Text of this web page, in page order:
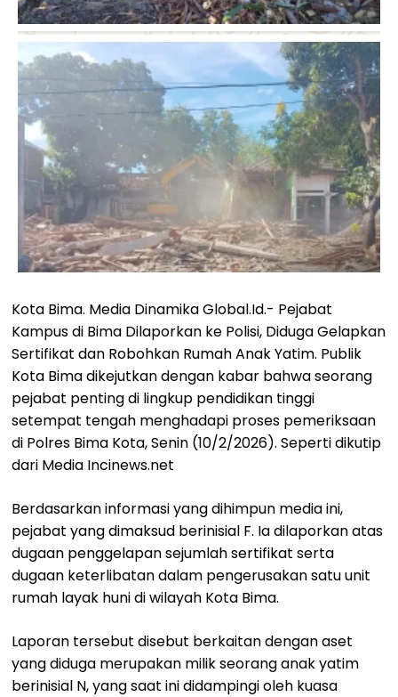
Kota Bima. Media Dinamika Global.Id.- Pejabat
Kampus di Bima Dilaporkan ke Polisi, Diduga Gelapkan
Sertifikat dan Robohkan Rumah Anak Yatim. Publik
Kota Bima dikejutkan dengan kabar bahwa seorang
pejabat penting di lingkup pendidikan tinggi
setempat tengah menghadapi proses pemeriksaan
di Polres Bima Kota, Senin (10/2/2026). Seperti dikutip
dari Media Incinews.net
Berdasarkan informasi yang dihimpun media ini,
pejabat yang dimaksud berinisial F. Ia dilaporkan atas
dugaan penggelapan sejumlah sertifikat serta
dugaan keterlibatan dalam pengerusakan satu unit
rumah layak huni di wilayah Kota Bima.
Laporan tersebut disebut berkaitan dengan aset
yang diduga merupakan milik seorang anak yatim
berinisial N, yang saat ini didampingi oleh kuasa